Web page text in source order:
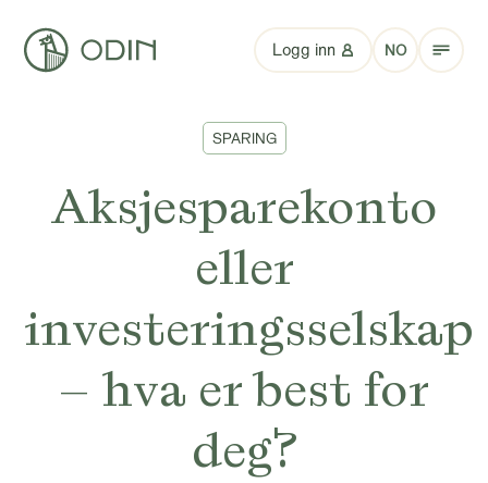
Logg inn NO
SPARING
Aksjesparekonto
eller
investeringsselskap
– hva er best for
deg?